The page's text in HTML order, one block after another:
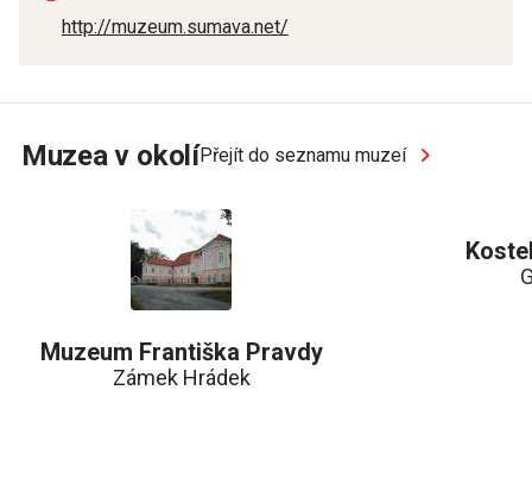
http://muzeum.sumava.net/
Muzea v okolíPřejít do seznamu muzeí
Muzeum Františka Pravdy
Zámek Hrádek